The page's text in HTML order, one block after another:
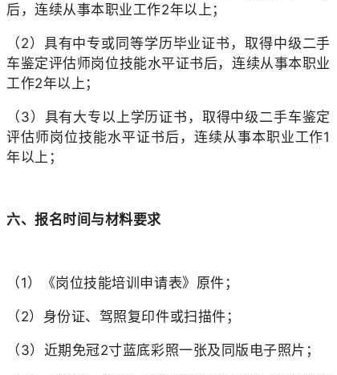
后，连续从事本职业工作2年以上；
（2）具有中专或同等学历毕业证书，取得中级二手
车鉴定评估师岗位技能水平证书后，连续从事本职业
工作2年以上；
（3）具有大专以上学历证书，取得中级二手车鉴定
评估师岗位技能水平证书后，连续从事本职业工作1
年以上；
六、报名时间与材料要求
（1）《岗位技能培训申请表》原件；
（2）身份证、驾照复印件或扫描件；
（3）近期免冠2寸蓝底彩照一张及同版电子照片；